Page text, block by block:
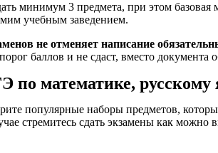
минимум 3 предмета, при этом
учебным заведением.
не отменяет написание
баллов и не сдаст, вместо
по математике,
популярные наборы предметов,
стремитесь сдать экзамены как